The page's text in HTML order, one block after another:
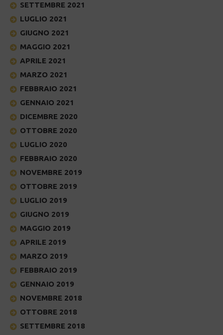
SETTEMBRE 2021
LUGLIO 2021
GIUGNO 2021
MAGGIO 2021
APRILE 2021
MARZO 2021
FEBBRAIO 2021
GENNAIO 2021
DICEMBRE 2020
OTTOBRE 2020
LUGLIO 2020
FEBBRAIO 2020
NOVEMBRE 2019
OTTOBRE 2019
LUGLIO 2019
GIUGNO 2019
MAGGIO 2019
APRILE 2019
MARZO 2019
FEBBRAIO 2019
GENNAIO 2019
NOVEMBRE 2018
OTTOBRE 2018
SETTEMBRE 2018